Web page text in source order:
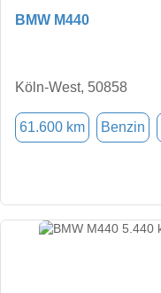
BMW M440
Köln-West, 50858
61.600 km Benzin